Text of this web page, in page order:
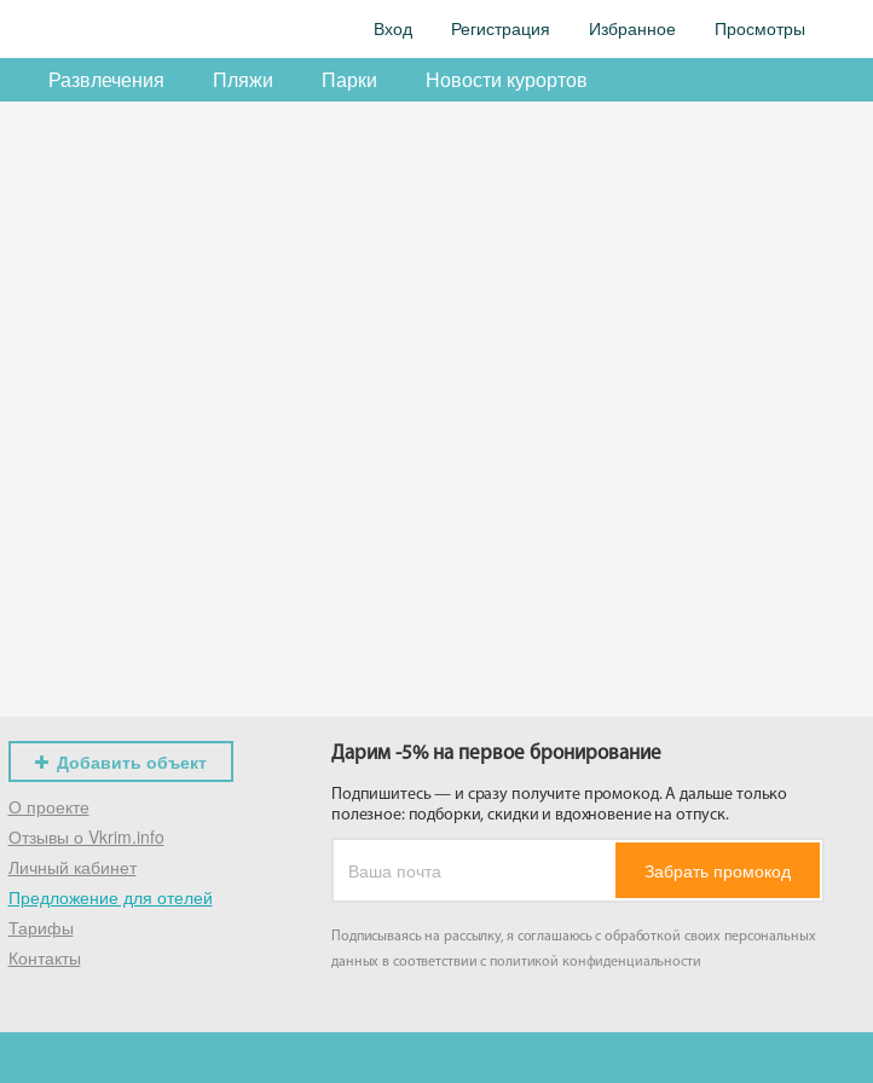
Вход Регистрация Избранное Просмотры
Развлечения Пляжи Парки Новости курортов
Добавить объект
О проекте
Отзывы о Vkrim.info
Личный кабинет
Предложение для отелей
Тарифы
Контакты
Дарим -5% на первое бронирование
Подпишитесь — и сразу получите промокод. А дальше только
полезное: подборки, скидки и вдохновение на отпуск.
Забрать промокод
Подписываясь на рассылку, я соглашаюсь с обработкой своих персональных
данных в соответствии с политикой конфиденциальности